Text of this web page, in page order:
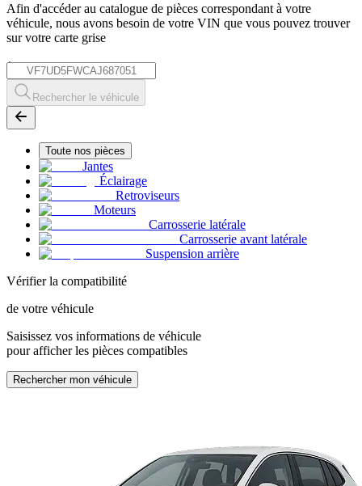
Afin d'accéder au catalogue de pièces correspondant à votre
véhicule, nous avons besoin de votre VIN que vous pouvez trouver
sur votre carte grise
*
Rechercher le véhicule
Toute nos pièces
Jantes
Éclairage
Retroviseurs
Moteurs
Carrosserie latérale
Carrosserie avant latérale
Suspension arrière
Vérifier la compatibilité
de votre véhicule
Saisissez vos informations de véhicule
pour afficher les pièces compatibles
Rechercher mon véhicule